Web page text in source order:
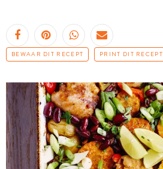
BEWAAR DIT RECEPT PRINT DIT RECEPT